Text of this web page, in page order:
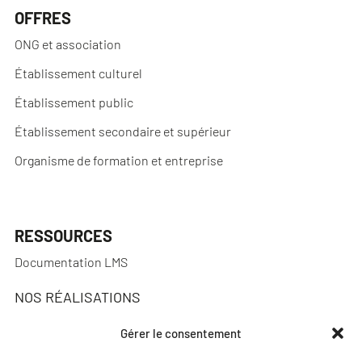
Gérer le consentement
OFFRES
ONG et association
Établissement culturel
Établissement public
Établissement secondaire et supérieur
Organisme de formation et entreprise
RESSOURCES
Documentation LMS
NOS RÉALISATIONS